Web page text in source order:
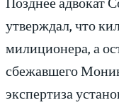
утверждал, что
милиционера, а
сбежавшего
экспертиза